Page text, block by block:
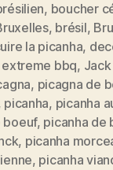
de
boeuf
qui
sent
bon
le
Brésil »
, boucher
, brésil,
la picanha,
extreme bbq,
, picagna de
picanha, picanha
boeuf, picanha de
, picanha
, picanha